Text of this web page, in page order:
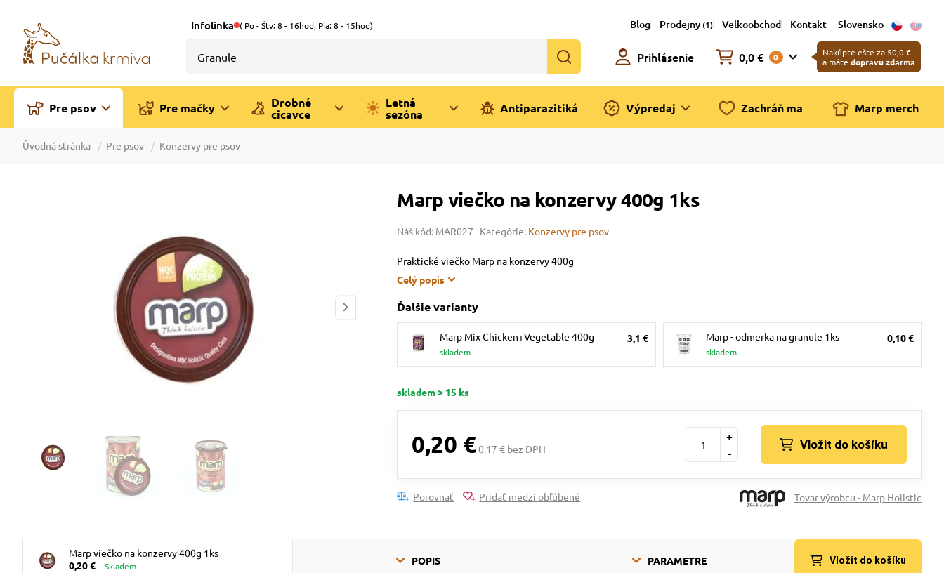
Infolinka ( Po - Štv: 8 - 16hod, Pia: 8 - 15hod) Blog Prodejny (1) Velkoobchod Kontakt Slovensko
Prihlásenie 0,0 € 0
Nakúpte ešte za 50,0 €
a máte dopravu zdarma
Pre psov Pre mačky
Drobné
cicavce
Letná
sezóna
Antiparazitiká Výpredaj Zachráň ma Marp merch
Úvodná stránka Pre psov Konzervy pre psov
Marp viečko na konzervy 400g 1ks
Náš kód: MAR027 Kategórie: Konzervy pre psov
Praktické viečko Marp na konzervy 400g
Celý popis
Ďalšie varianty
Marp Mix Chicken+Vegetable 400g
skladem
3,1 € Marp - odmerka na granule 1ks
skladem
0,10 €
skladem > 15 ks
0,20 €0,17 € bez DPH -
+
Vložit do košíku
Porovnať Pridať medzi obľúbené Tovar výrobcu - Marp Holistic
Marp viečko na konzervy 400g 1ks
0,20 €
Skladem POPIS PARAMETRE Vložit do košíku